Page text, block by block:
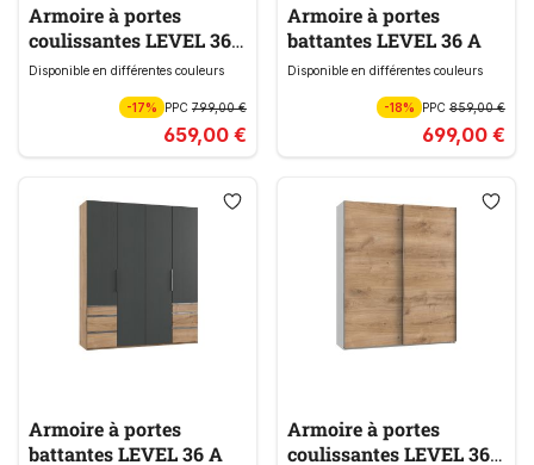
Armoire à portes
coulissantes LEVEL 36
A
Disponible en différentes couleurs
-17% PPC 799,00 €
659,00 €
Armoire à portes
battantes LEVEL 36 A
Disponible en différentes couleurs
-18% PPC859,00 €
699,00 €
Armoire à portes
battantes LEVEL 36 A
Armoire à portes
coulissantes LEVEL 36